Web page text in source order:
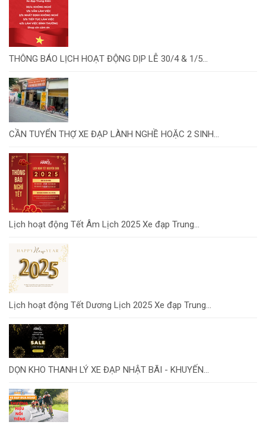
THÔNG BÁO LỊCH HOẠT ĐỘNG DỊP LỄ 30/4 & 1/5...
CẦN TUYỂN THỢ XE ĐẠP LÀNH NGHỀ HOẶC 2 SINH...
Lịch hoạt động Tết Âm Lịch 2025 Xe đạp Trung...
Lịch hoạt động Tết Dương Lịch 2025 Xe đạp Trung...
DỌN KHO THANH LÝ XE ĐẠP NHẬT BÃI - KHUYẾN...